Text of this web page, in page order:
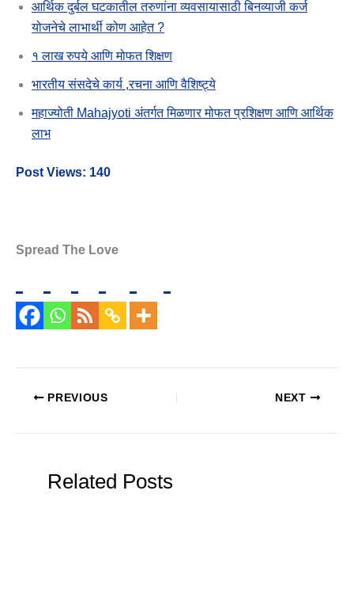
आर्थिक दुर्बल घटकातील तरुणांना व्यवसायासाठी बिनव्याजी कर्ज
योजनेचे लाभार्थी कोण आहेत ?
१ लाख रुपये आणि मोफत शिक्षण
भारतीय संसदेचे कार्य ,रचना आणि वैशिष्ट्ये
महाज्योती Mahajyoti अंतर्गत मिळणार मोफत प्रशिक्षण आणि आर्थिक
लाभ
Post Views: 140
Spread The Love
PREVIOUS NEXT
Related Posts